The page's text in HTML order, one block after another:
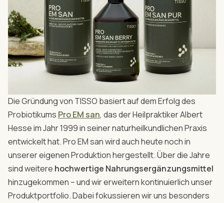
Die Gründung von TISSO basiert auf dem Erfolg des
Probiotikums Pro EM san, das der Heilpraktiker Albert
Hesse im Jahr 1999 in seiner naturheilkundlichen Praxis
entwickelt hat. Pro EM san wird auch heute noch in
unserer eigenen Produktion hergestellt. Über die Jahre
sind weitere hochwertige Nahrungsergänzungsmittel
hinzugekommen – und wir erweitern kontinuierlich unser
Produktportfolio. Dabei fokussieren wir uns besonders